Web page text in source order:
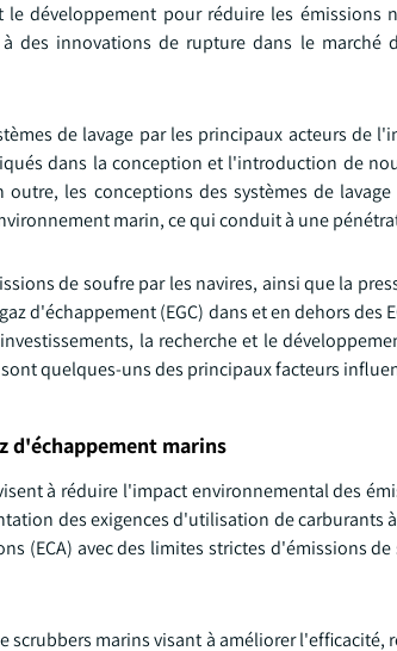
développement pour réduire les émissions
innovations de rupture dans le marché
de lavage par les principaux acteurs de
dans la conception et l'introduction de
les conceptions des systèmes de
marin, ce qui conduit à une
de soufre par les navires, ainsi que la
d'échappement (EGC) dans et en dehors des
la recherche et le
quelques-uns des principaux facteurs
d'échappement marins
à réduire l'impact environnemental des
des exigences d'utilisation de carburants
(ECA) avec des limites strictes d'émissions
scrubbers marins visant à améliorer